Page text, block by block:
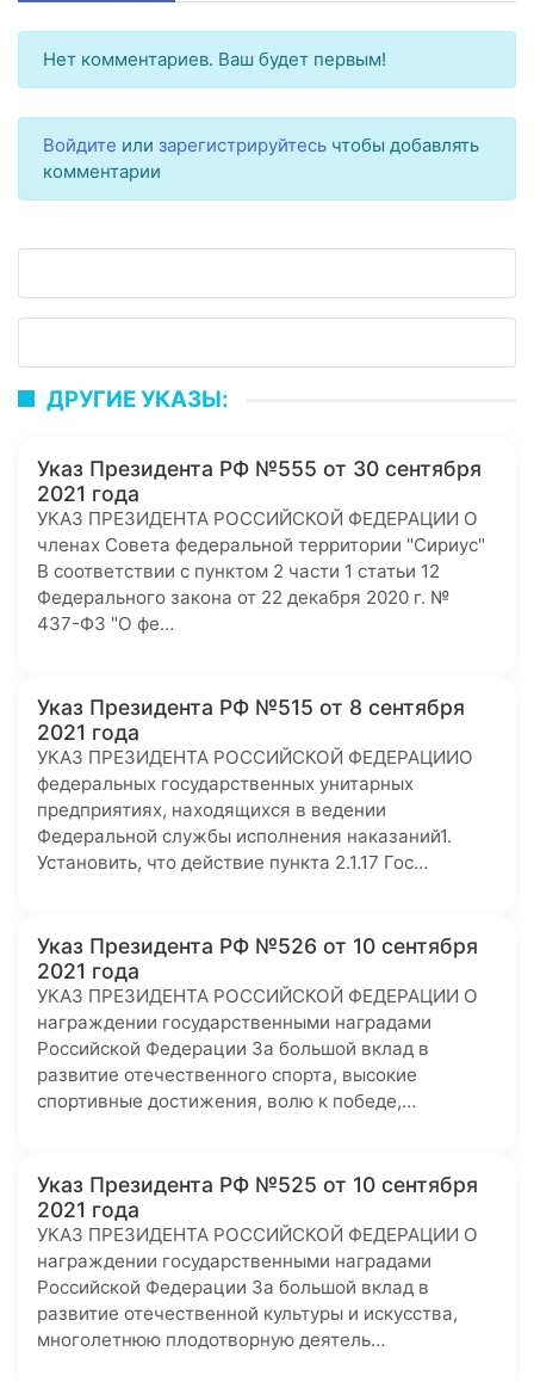
Нет комментариев. Ваш будет первым!
Войдите или зарегистрируйтесь чтобы добавлять
комментарии
ДРУГИЕ УКАЗЫ:
Указ Президента РФ №555 от 30 сентября
2021 года
УКАЗ ПРЕЗИДЕНТА РОССИЙСКОЙ ФЕДЕРАЦИИ О
членах Совета федеральной территории "Сириус"
В соответствии с пунктом 2 части 1 статьи 12
Федерального закона от 22 декабря 2020 г. №
437-ФЗ "О фе…
Указ Президента РФ №515 от 8 сентября
2021 года
УКАЗ ПРЕЗИДЕНТА РОССИЙСКОЙ ФЕДЕРАЦИИО
федеральных государственных унитарных
предприятиях, находящихся в ведении
Федеральной службы исполнения наказаний1.
Установить, что действие пункта 2.1.17 Гос…
Указ Президента РФ №526 от 10 сентября
2021 года
УКАЗ ПРЕЗИДЕНТА РОССИЙСКОЙ ФЕДЕРАЦИИ О
награждении государственными наградами
Российской Федерации За большой вклад в
развитие отечественного спорта, высокие
спортивные достижения, волю к победе,…
Указ Президента РФ №525 от 10 сентября
2021 года
УКАЗ ПРЕЗИДЕНТА РОССИЙСКОЙ ФЕДЕРАЦИИ О
награждении государственными наградами
Российской Федерации За большой вклад в
развитие отечественной культуры и искусства,
многолетнюю плодотворную деятель…